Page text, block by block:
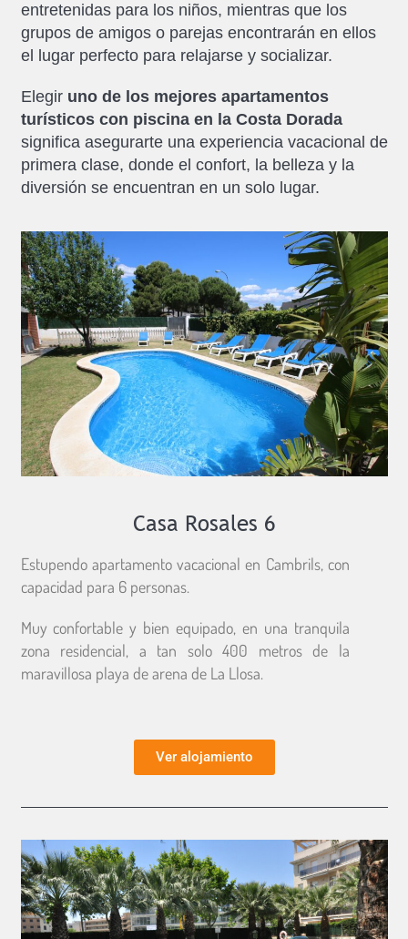
entretenidas para los niños, mientras que los
grupos de amigos o parejas encontrarán en ellos
el lugar perfecto para relajarse y socializar.
Elegir uno de los mejores apartamentos
turísticos con piscina en la Costa Dorada
significa asegurarte una experiencia vacacional de
primera clase, donde el confort, la belleza y la
diversión se encuentran en un solo lugar.
Casa Rosales 6
Estupendo apartamento vacacional en Cambrils, con
capacidad para 6 personas.
Muy confortable y bien equipado, en una tranquila
zona residencial, a tan solo 400 metros de la
maravillosa playa de arena de La Llosa.
Ver alojamiento